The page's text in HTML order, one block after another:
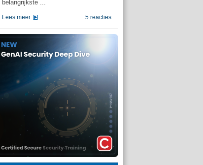
belangrijkste ...
5 reacties
Lees meer